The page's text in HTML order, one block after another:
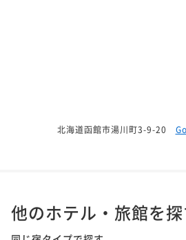
北海道函館市湯川町3-9-20
他のホテル・旅館を